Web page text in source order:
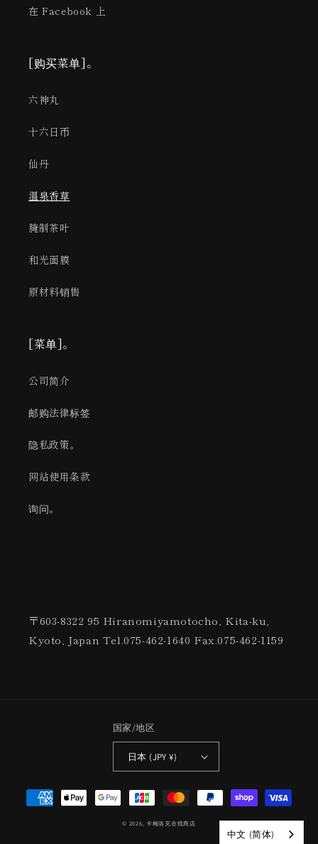
在 Facebook 上
[购买菜单]。
六神丸
十六日币
仙丹
温泉香草
腌制茶叶
和光面膜
原材料销售
[菜单]。
公司简介
邮购法律标签
隐私政策。
网站使用条款
询问。
〒603-8322 95 Hiranomiyamotocho, Kita-ku,
Kyoto, Japan Tel.075-462-1640 Fax.075-462-1159
国家/地区
日本 (JPY ¥)
付
款
© 2026, 卡梅洛克在线商店
中文 (简体)